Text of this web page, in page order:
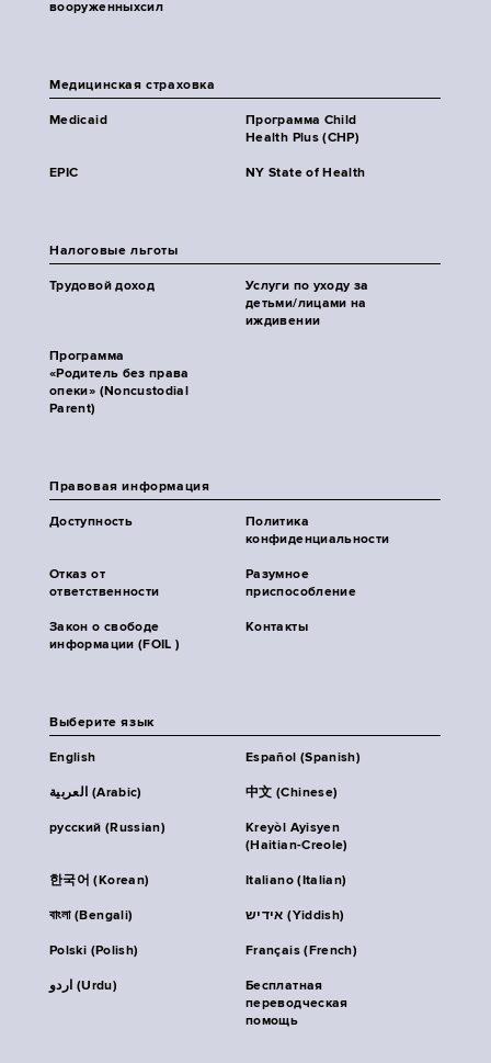
вооруженныхсил
Медицинская страховка
Medicaid
Программа Child
Health Plus (CHP)
EPIC NY State of Health
Налоговые льготы
Трудовой доход
Услуги по уходу за
детьми/лицами на
иждивении
Программа
«Родитель без права
опеки» (Noncustodial
Parent)
Правовая информация
Доступность
Политика
конфиденциальности
Отказ от
ответственности
Разумное
приспособление
Закон о свободе
информации (FOIL )
Контакты
Выберите язык
English Español (Spanish)
العربية (Arabic) 中文 (Chinese)
русский (Russian)
Kreyòl Ayisyen
(Haitian-Creole)
한국어 (Korean) Italiano (Italian)
বাংলা (Bengali) אידיש (Yiddish)
Polski (Polish) Français (French)
اردو (Urdu)
Бесплатная
переводческая
помощь